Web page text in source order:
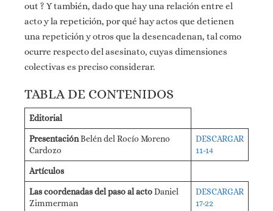
out ? Y también, dado que hay una relación entre el
acto y la repetición, por qué hay actos que detienen
una repetición y otros que la desencadenan, tal como
ocurre respecto del asesinato, cuyas dimensiones
colectivas es preciso considerar.
TABLA DE CONTENIDOS
Editorial
PresentaciónBelén del Rocío Moreno
Cardozo
DESCARGAR
11-14
Artículos
Las coordenadas del paso al actoDaniel
Zimmerman
DESCARGAR
17-22